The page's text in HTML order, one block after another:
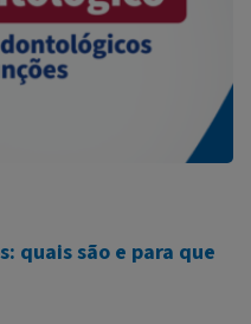
quais são e para que